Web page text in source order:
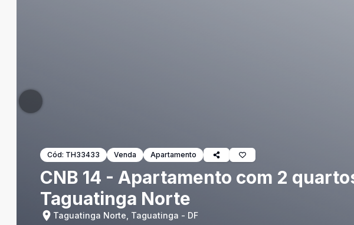
Cód: TH33433 Venda Apartamento
CNB 14 - Apartamento com 2
Taguatinga Norte
Taguatinga Norte, Taguatinga - DF